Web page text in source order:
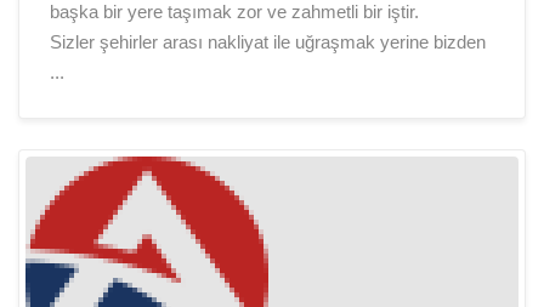
başka bir yere taşımak zor ve zahmetli bir iştir.
Sizler şehirler arası nakliyat ile uğraşmak yerine bizden
...